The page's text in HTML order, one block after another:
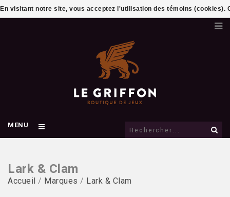
MENU
Lark & Clam
Accueil / Marques / Lark & Clam
En visitant notre site, vous acceptez l'utilisation des témoins